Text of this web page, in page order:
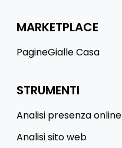
MARKETPLACE
PagineGialle Casa
STRUMENTI
Analisi presenza online
Analisi sito web